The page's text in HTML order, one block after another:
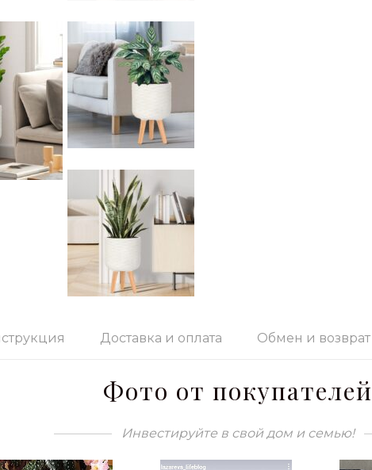
Доставка и оплата Обмен и возврат
Фото от покупателей
Инвестируйте в свой дом и семью!